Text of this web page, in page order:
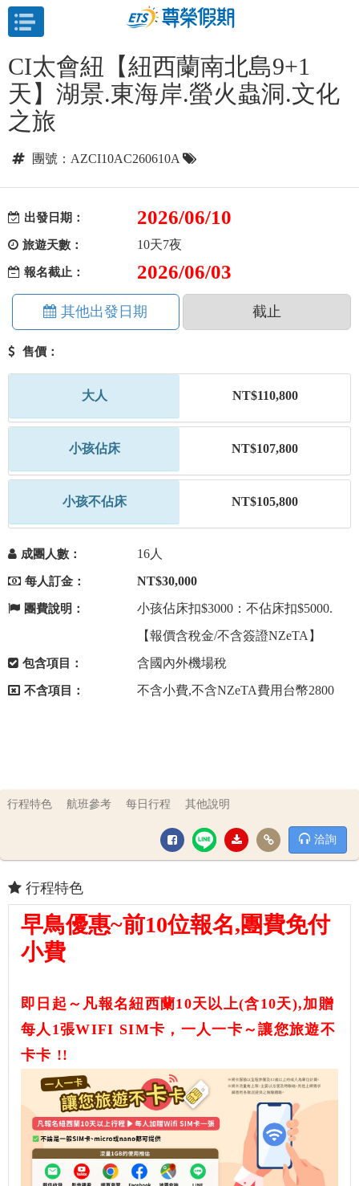
目前位置： 紐西蘭 南島北島綜覽
CI太會紐【紐西蘭南北島9+1
天】湖景.東海岸.螢火蟲洞.文化
之旅
團號：AZCI10AC260610A
出發日期： 2026/06/10
旅遊天數： 10天7夜
報名截止： 2026/06/03
其他出發日期 截止
售價：
大人 NT$110,800
小孩佔床 NT$107,800
小孩不佔床 NT$105,800
成團人數： 16人
每人訂金： NT$30,000
團費說明：
小孩佔床扣$3000：不佔床扣$5000.
【報價含稅金/不含簽證NZeTA】
包含項目： 含國內外機場稅
不含項目： 不含小費,不含NZeTA費用台幣2800
行程特色 航班參考 每日行程 其他說明
洽詢
行程特色
早鳥優惠~前10位報名,團費免付
小費
即日起～凡報名紐西蘭10天以上(含10天),加贈
每人1張WIFI SIM卡，一人一卡～讓您旅遊不
卡卡 !!